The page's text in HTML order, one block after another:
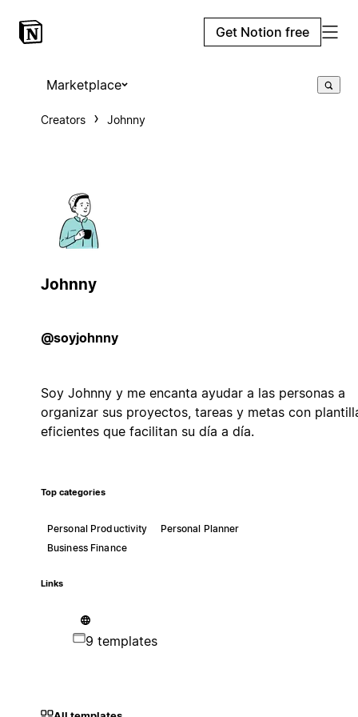
Get Notion free
Marketplace
Creators Johnny
Johnny
@soyjohnny
Soy Johnny y me encanta ayudar a las personas a
organizar sus proyectos, tareas y metas con
eficientes que facilitan su día a día.
Top categories
Personal Productivity
Personal Planner
Business Finance
Links
9 templates